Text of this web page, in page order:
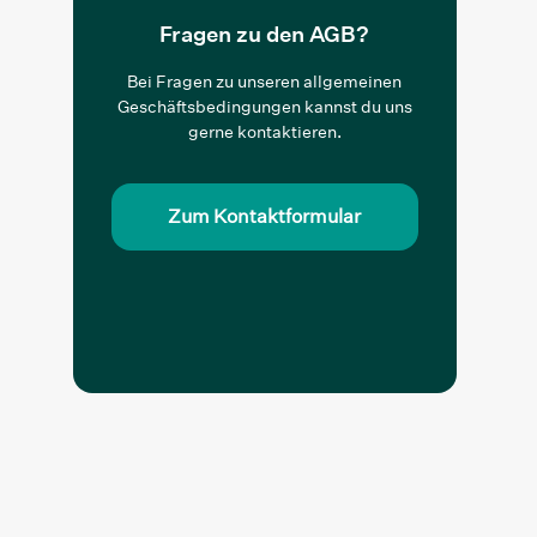
Fragen zu den AGB?
Bei Fragen zu unseren allgemeinen
Geschäftsbedingungen kannst du uns
gerne kontaktieren.
Zum Kontaktformular